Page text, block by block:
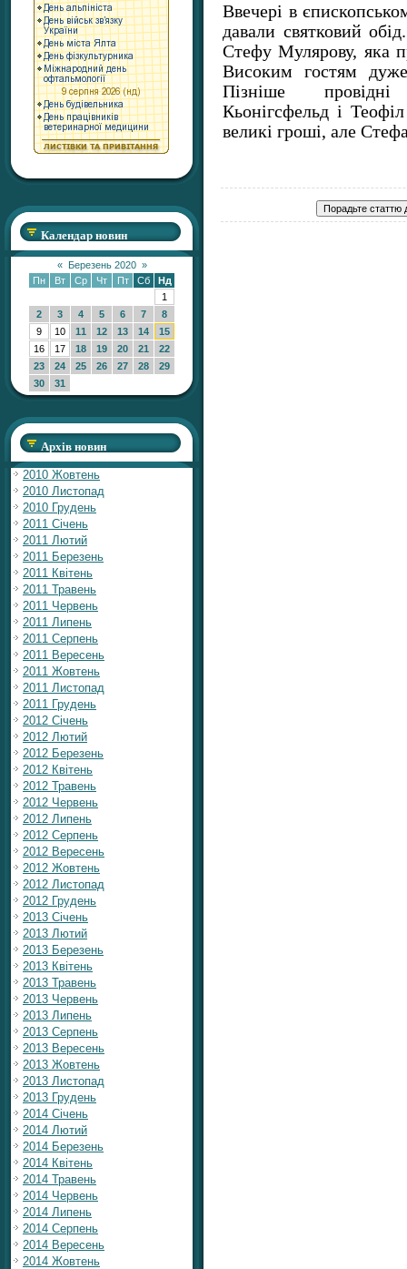
Календар новин
« Березень 2020 »
Пн
Вт Ср Чт Пт Сб
Нд
1
2
3 4 5 6 7
8
9
10 11 12 13 14
15
16
17 18 19 20 21
22
23
24 25 26 27 28
29
30
31
Архів новин
2010 Жовтень
2010 Листопад
2010 Грудень
2011 Січень
2011 Лютий
2011 Березень
2011 Квітень
2011 Травень
2011 Червень
2011 Липень
2011 Серпень
2011 Вересень
2011 Жовтень
2011 Листопад
2011 Грудень
2012 Січень
2012 Лютий
2012 Березень
2012 Квітень
2012 Травень
2012 Червень
2012 Липень
2012 Серпень
2012 Вересень
2012 Жовтень
2012 Листопад
2012 Грудень
2013 Січень
2013 Лютий
2013 Березень
2013 Квітень
2013 Травень
2013 Червень
2013 Липень
2013 Серпень
2013 Вересень
2013 Жовтень
2013 Листопад
2013 Грудень
2014 Січень
2014 Лютий
2014 Березень
2014 Квітень
2014 Травень
2014 Червень
2014 Липень
2014 Серпень
2014 Вересень
2014 Жовтень
Ввечері в
давали святковий
Стефу Мулярову, яка
Високим гостям
Пізніше
Кьонігсфельд і
великі гроші, але